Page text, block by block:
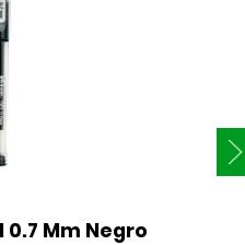
0.7 Mm Negro